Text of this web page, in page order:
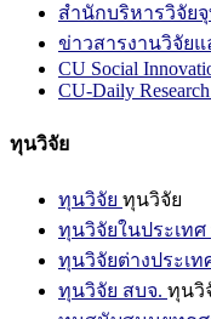
สำนักบริหารวิจัย
ข่าวสารงานวิจัย
CU Social
CU-Daily Research
ทุนวิจัย
ทุนวิจัย ทุนวิจัย
ทุนวิจัยในประเทศ
ทุนวิจัยต่างประเท
ทุนวิจัย สบจ. ทุนวิ